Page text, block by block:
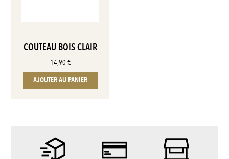
COUTEAU BOIS CLAIR
14,90 €
AJOUTER AU PANIER